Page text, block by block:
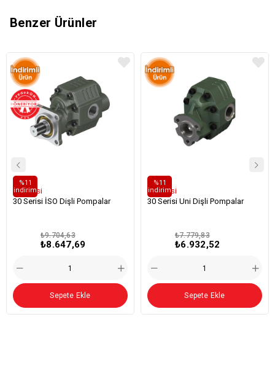
Benzer Ürünler
30 Serisi
30 Serisi İSO Dişli Pompalar
₺8.647,69
₺9.704,63
%11
i̇ndirim
Sepete Ekle
30 Serisi
30 Serisi Uni Dişli Pompalar
₺6.932,52
₺7.779,83
%11
i̇ndirim
Sepete Ekle